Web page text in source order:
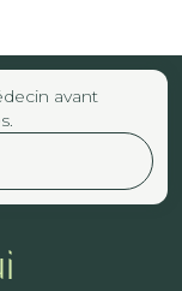
avant